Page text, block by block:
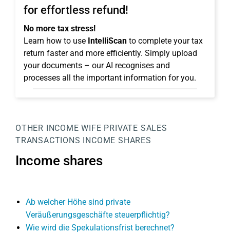
for effortless refund!
No more tax stress!
Learn how to use IntelliScan to complete your tax
return faster and more efficiently. Simply upload
your documents – our AI recognises and
processes all the important information for you.
OTHER INCOME WIFE PRIVATE SALES
TRANSACTIONS INCOME SHARES
Income shares
Ab welcher Höhe sind private
Veräußerungsgeschäfte steuerpflichtig?
Wie wird die Spekulationsfrist berechnet?